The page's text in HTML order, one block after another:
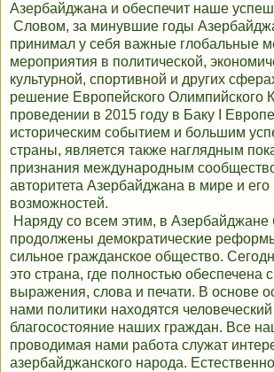
Азербайджана и обеспечит наше
Словом, за минувшие годы
принимал у себя важные глобальные
мероприятия в политической,
культурной, спортивной и других
решение Европейского Олимпийского
проведении в 2015 году в Баку I
историческим событием и большим
страны, является также наглядным
признания международным
авторитета Азербайджана в мире и
возможностей.
Наряду со всем этим, в Азербайджане
продолжены демократические
сильное гражданское общество.
это страна, где полностью обеспечена
выражения, слова и печати. В основе
нами политики находятся
благосостояние наших граждан. Все
проводимая нами работа служат
азербайджанского народа.